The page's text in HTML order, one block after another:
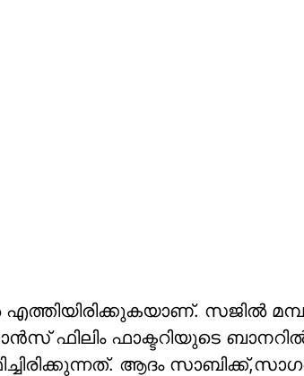
സജിൽ
ഫിലിം ഫാക്ടറിയുടെ
ആദം